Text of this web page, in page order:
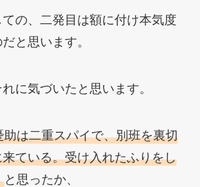
の、二発目は額に付け本気度
と思います。
に気づいたと思います。
助は二重スパイで、別班を裏切
ている。受け入れたふりをし
と思ったか、